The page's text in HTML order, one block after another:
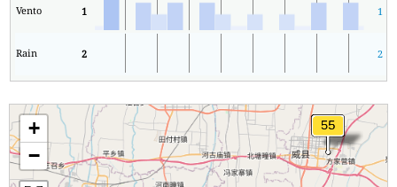
Vento 1 1
Rain 2 2
+
−